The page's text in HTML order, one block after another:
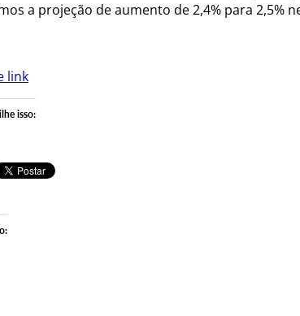
a projeção de aumento de 2,4% para 2,5%
link
isso: